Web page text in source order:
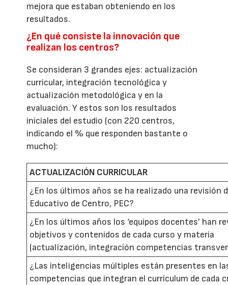
mejora que estaban obteniendo en los
resultados.
¿En qué consiste la innovación que
realizan los centros?
Se consideran 3 grandes ejes: actualización
curricular, integración tecnológica y
actualización metodológica y en la
evaluación. Y estos son los resultados
iniciales del estudio (con 220 centros,
indicando el % que responden bastante o
mucho):
ACTUALIZACIÓN CURRICULAR
¿En los últimos años se ha realizado una revisión
Educativo de Centro, PEC?
¿En los últimos años los ‘equipos docentes’ han
objetivos y contenidos de cada curso y materia
(actualización, integración competencias
¿Las inteligencias múltiples están presentes en
competencias que integran el currículum de cada